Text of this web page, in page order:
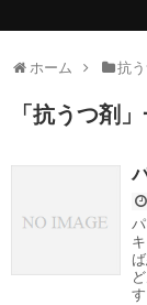
ホーム 抗
「 抗うつ剤 」
す